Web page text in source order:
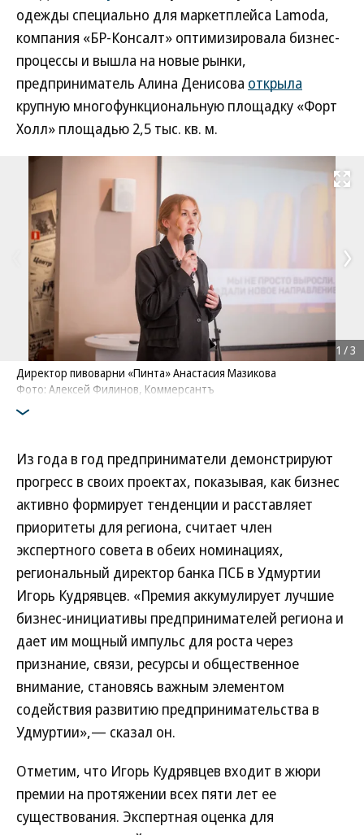
одежды специально для маркетплейса Lamoda,
компания «БР-Консалт» оптимизировала бизнес-
процессы и вышла на новые рынки,
предприниматель Алина Денисова открыла
крупную многофункциональную площадку «Форт
Холл» площадью 2,5 тыс. кв. м.
Развернуть
Директор пивоварни «Пинта» Анастасия Мазикова
Фото: Алексей Филинов, Коммерсантъ
1 /3
Из года в год предприниматели демонстрируют
прогресс в своих проектах, показывая, как бизнес
активно формирует тенденции и расставляет
приоритеты для региона, считает член
экспертного совета в обеих номинациях,
региональный директор банка ПСБ в Удмуртии
Игорь Кудрявцев. «Премия аккумулирует лучшие
бизнес-инициативы предпринимателей региона и
дает им мощный импульс для роста через
признание, связи, ресурсы и общественное
внимание, становясь важным элементом
содействия развитию предпринимательства в
Удмуртии»,— сказал он.
Отметим, что Игорь Кудрявцев входит в жюри
премии на протяжении всех пяти лет ее
существования. Экспертная оценка для